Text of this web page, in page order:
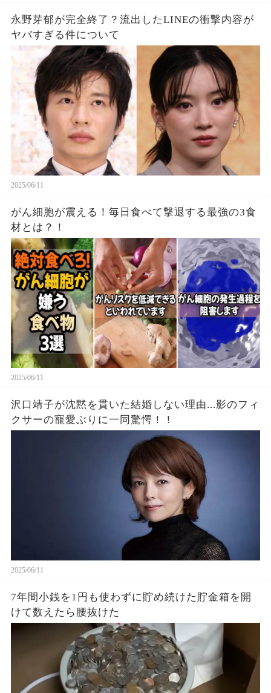
永野芽郁が完全終了？流出したLINEの衝撃内容が
ヤバすぎる件について
2025/06/11
がん細胞が震える！毎日食べて撃退する最強の3食
材とは？！
2025/06/11
沢口靖子が沈黙を貫いた結婚しない理由...影のフィ
クサーの寵愛ぶりに一同驚愕！！
2025/06/11
7年間小銭を1円も使わずに貯め続けた貯金箱を開
けて数えたら腰抜けた